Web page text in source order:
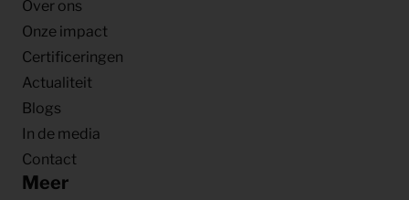
Over ons
Onze impact
Certificeringen
Actualiteit
Blogs
In de media
Contact
Meer